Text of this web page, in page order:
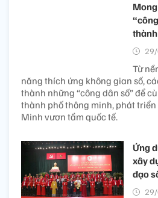
Từ
năng thích ứng không gian số,
thành những “công dân số” để
thành phố thông minh, phát triển
Minh vươn tầm quốc tế.
Ứng
xây
đạo